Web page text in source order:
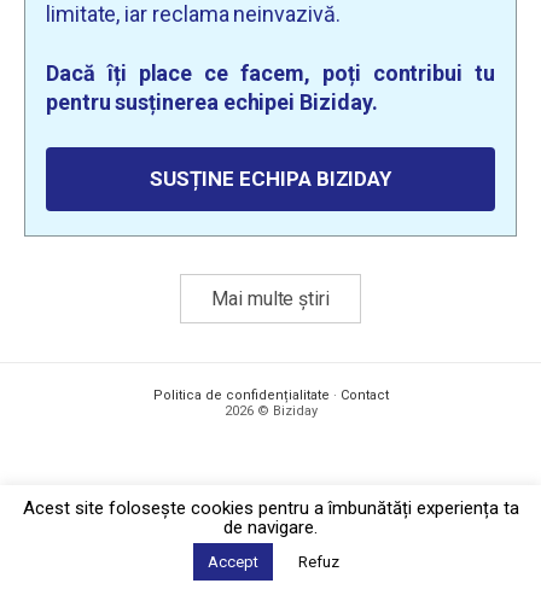
limitate, iar reclama neinvazivă.
Dacă îți place ce facem, poți contribui tu
pentru susținerea echipei Biziday.
SUSȚINE ECHIPA BIZIDAY
Mai multe știri
Politica de confidențialitate · Contact
2026 © Biziday
Acest site foloseşte cookies pentru a îmbunătăți experiența ta
de navigare.
Accept Refuz